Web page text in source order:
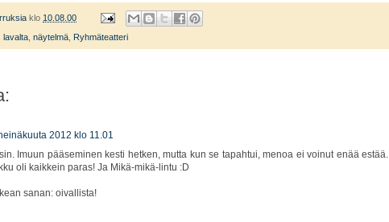
klo 10.08.00
lavalta näytelmä Ryhmäteatteri
2012 klo 11.01
Imuun pääseminen kesti hetken, mutta kun se tapahtui, menoa ei voinut enää estää.
oli kaikkein paras! Ja Mikä-mikä-lintu :D
sanan: oivallista!